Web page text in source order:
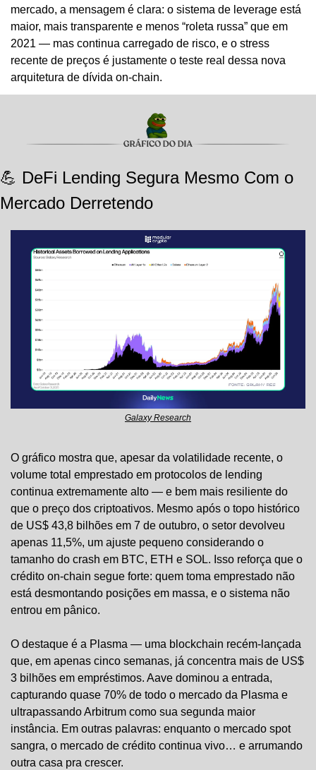
mercado, a mensagem é clara: o sistema de leverage está
maior, mais transparente e menos “roleta russa” que em
2021 — mas continua carregado de risco, e o stress
recente de preços é justamente o teste real dessa nova
arquitetura de dívida on-chain.
💪 DeFi Lending Segura Mesmo Com o
Mercado Derretendo
Galaxy Research
O gráfico mostra que, apesar da volatilidade recente, o
volume total emprestado em protocolos de lending
continua extremamente alto — e bem mais resiliente do
que o preço dos criptoativos. Mesmo após o topo histórico
de US$ 43,8 bilhões em 7 de outubro, o setor devolveu
apenas 11,5%, um ajuste pequeno considerando o
tamanho do crash em BTC, ETH e SOL. Isso reforça que o
crédito on-chain segue forte: quem toma emprestado não
está desmontando posições em massa, e o sistema não
entrou em pânico.
O destaque é a Plasma — uma blockchain recém-lançada
que, em apenas cinco semanas, já concentra mais de US$
3 bilhões em empréstimos. Aave dominou a entrada,
capturando quase 70% de todo o mercado da Plasma e
ultrapassando Arbitrum como sua segunda maior
instância. Em outras palavras: enquanto o mercado spot
sangra, o mercado de crédito continua vivo… e arrumando
outra casa pra crescer.